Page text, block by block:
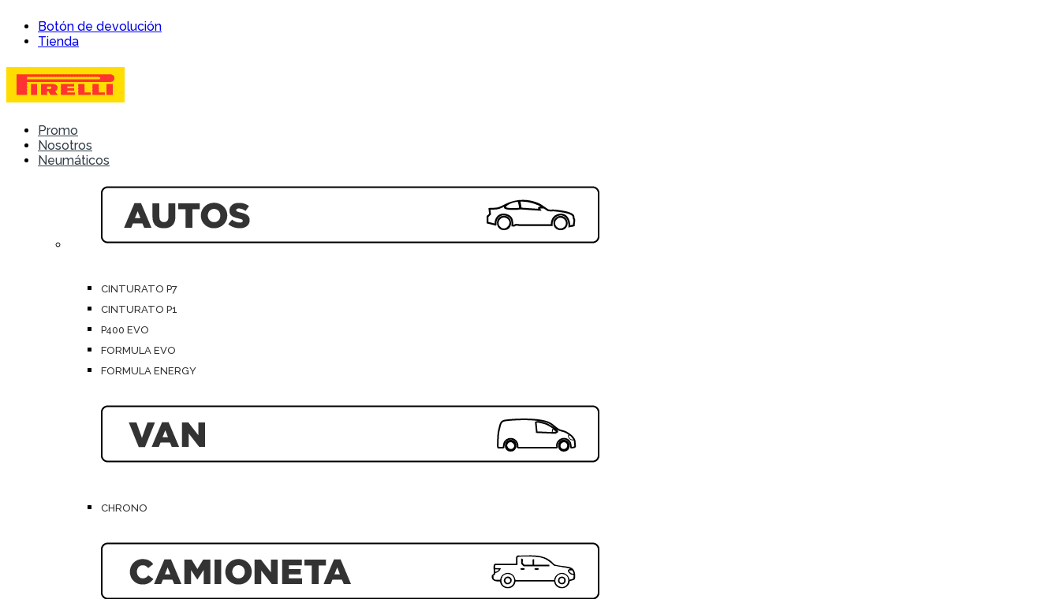
navigation
content
Botón de devolución
Tienda
Promo
Nosotros
Neumáticos
CINTURATO P7
CINTURATO P1
P400 EVO
FORMULA EVO
FORMULA ENERGY
CHRONO